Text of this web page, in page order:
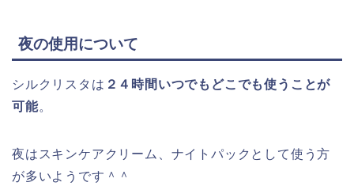
夜の使用について
シルクリスタは ２４時間いつでもどこでも使うことが
可能。
夜はスキンケアクリーム、ナイトパックとして使う方
が多いようです＾＾